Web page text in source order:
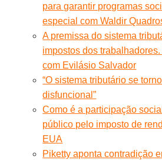
para garantir programas
especial com Waldir
A premissa do sistema
impostos dos
com Evilásio Salvador
“O sistema tributário se
disfuncional”
Como é a participação
público pelo imposto de
EUA
Piketty aponta contradição